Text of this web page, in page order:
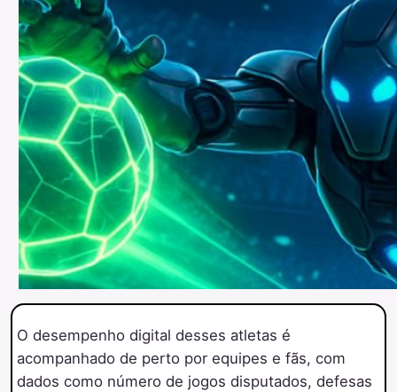
O desempenho digital desses atletas é
acompanhado de perto por equipes e fãs, com
dados como número de jogos disputados, defesas